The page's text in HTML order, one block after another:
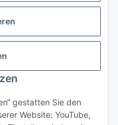
gestatten Sie den
Website: YouTube,